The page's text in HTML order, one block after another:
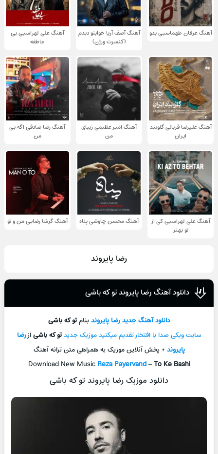
آهنگ عرفان طهماسبی بدو
آهنگ آصف آریا خوابتو دیدم
(کنسرت ورژن)
آهنگ علی لهراسبی بی
عاطفه
آهنگ علیرضا قربانی گلوبند
ایران
آهنگ امیر عظیمی زیبای
من
آهنگ رضا صادقی اگه بی
من
آهنگ علی لهراسبی کی از
تو ‌بهتر
آهنگ محسن چاوشی پناه آهنگ گرشا رضایی من و تو
رضا پایروند
دانلود آهنگ رضا پایروند تو که باشی
دانلود آهنگ جديدرضا پایروندبنامتو که باشی
سایت ویکی صدا با افتخار تقدیم میکنید موزیک جدیدتو که باشیازرضا
پایروند+ پخش آنلاین موزیک به همراهی متن ترانه آهنگ
Download New Music Reza Payervand–To Ke Bashi
دانلود موزیک رضا پایروند تو که باشی